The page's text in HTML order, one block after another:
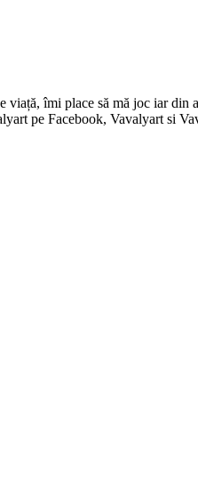
îmi place să mă joc iar
pe Facebook, Vavalyart si